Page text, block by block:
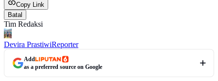
Copy Link
Batal
Tim Redaksi
Devira PrastiwiReporter
Add
as a preferred source on Google